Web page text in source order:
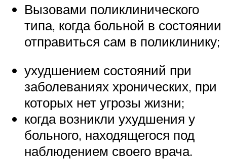
Вызовами поликлинического
типа, когда больной в состоянии
отправиться сам в поликлинику;
ухудшением состояний при
заболеваниях хронических, при
которых нет угрозы жизни;
когда возникли ухудшения у
больного, находящегося под
наблюдением своего врача.